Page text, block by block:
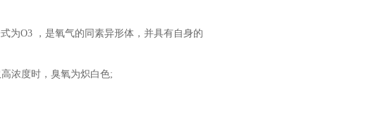
为O3 ，是氧气的同素异形体，并具有自身的
浓度时，臭氧为炽白色;